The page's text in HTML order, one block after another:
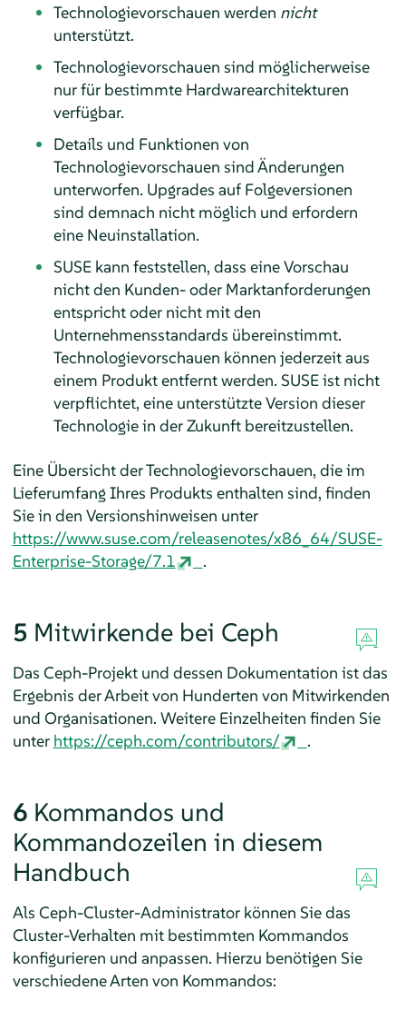
Technologievorschauen werden nicht
unterstützt.
Technologievorschauen sind möglicherweise
nur für bestimmte Hardwarearchitekturen
verfügbar.
Details und Funktionen von
Technologievorschauen sind Änderungen
unterworfen. Upgrades auf Folgeversionen
sind demnach nicht möglich und erfordern
eine Neuinstallation.
SUSE kann feststellen, dass eine Vorschau
nicht den Kunden- oder Marktanforderungen
entspricht oder nicht mit den
Unternehmensstandards übereinstimmt.
Technologievorschauen können jederzeit aus
einem Produkt entfernt werden. SUSE ist nicht
verpflichtet, eine unterstützte Version dieser
Technologie in der Zukunft bereitzustellen.
Eine Übersicht der Technologievorschauen, die im
Lieferumfang Ihres Produkts enthalten sind, finden
Sie in den Versionshinweisen unter
https://www.suse.com/releasenotes/x86_64/SUSE-
Enterprise-Storage/7.1
.
5 Mitwirkende bei Ceph
Das Ceph-Projekt und dessen Dokumentation ist das
Ergebnis der Arbeit von Hunderten von Mitwirkenden
und Organisationen. Weitere Einzelheiten finden Sie
unter https://ceph.com/contributors/ .
6 Kommandos und
Kommandozeilen in diesem
Handbuch
Als Ceph-Cluster-Administrator können Sie das
Cluster-Verhalten mit bestimmten Kommandos
konfigurieren und anpassen. Hierzu benötigen Sie
verschiedene Arten von Kommandos: